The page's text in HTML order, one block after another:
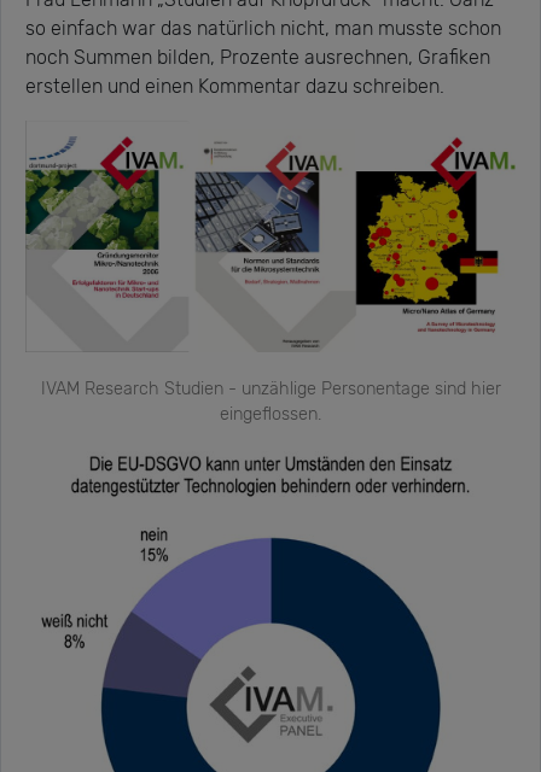
so einfach war das natürlich nicht, man musste schon
noch Summen bilden, Prozente ausrechnen, Grafiken
erstellen und einen Kommentar dazu schreiben.
IVAM Research Studien - unzählige Personentage sind hier
eingeflossen.